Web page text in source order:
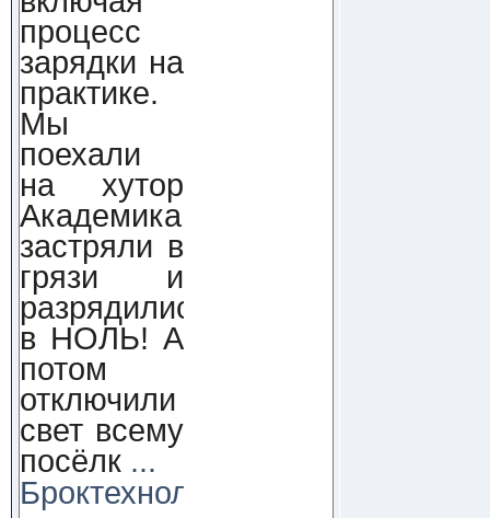
процесс
зарядки на
практике.
Мы
поехали
на хутор
Академика,
застряли в
грязи и
разрядились
в НОЛЬ! А
потом
отключили
свет всему
посёлк ...
Броктехнолоджи: